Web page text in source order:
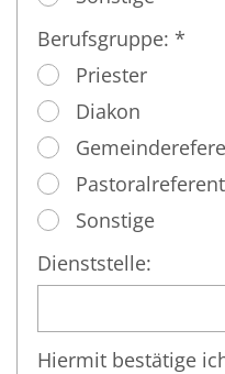
Berufsgruppe: *
Priester
Diakon
Sonstige
Dienststelle:
Hiermit bestätige